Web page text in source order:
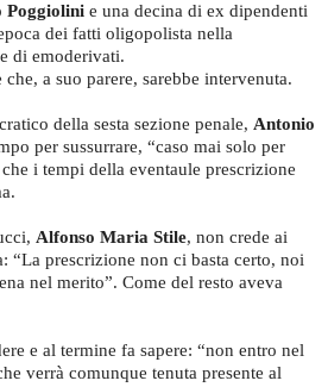
Poggiolini e una decina di ex dipendenti
dei fatti oligopolista nella
di emoderivati.
a suo parere, sarebbe intervenuta.
della sesta sezione penale, Antonio
per sussurrare, “caso mai solo per
i tempi della eventaule prescrizione
Alfonso Maria Stile, non crede ai
“La prescrizione non ci basta certo, noi
nel merito”. Come del resto aveva
e al termine fa sapere: “non entro nel
verrà comunque tenuta presente al